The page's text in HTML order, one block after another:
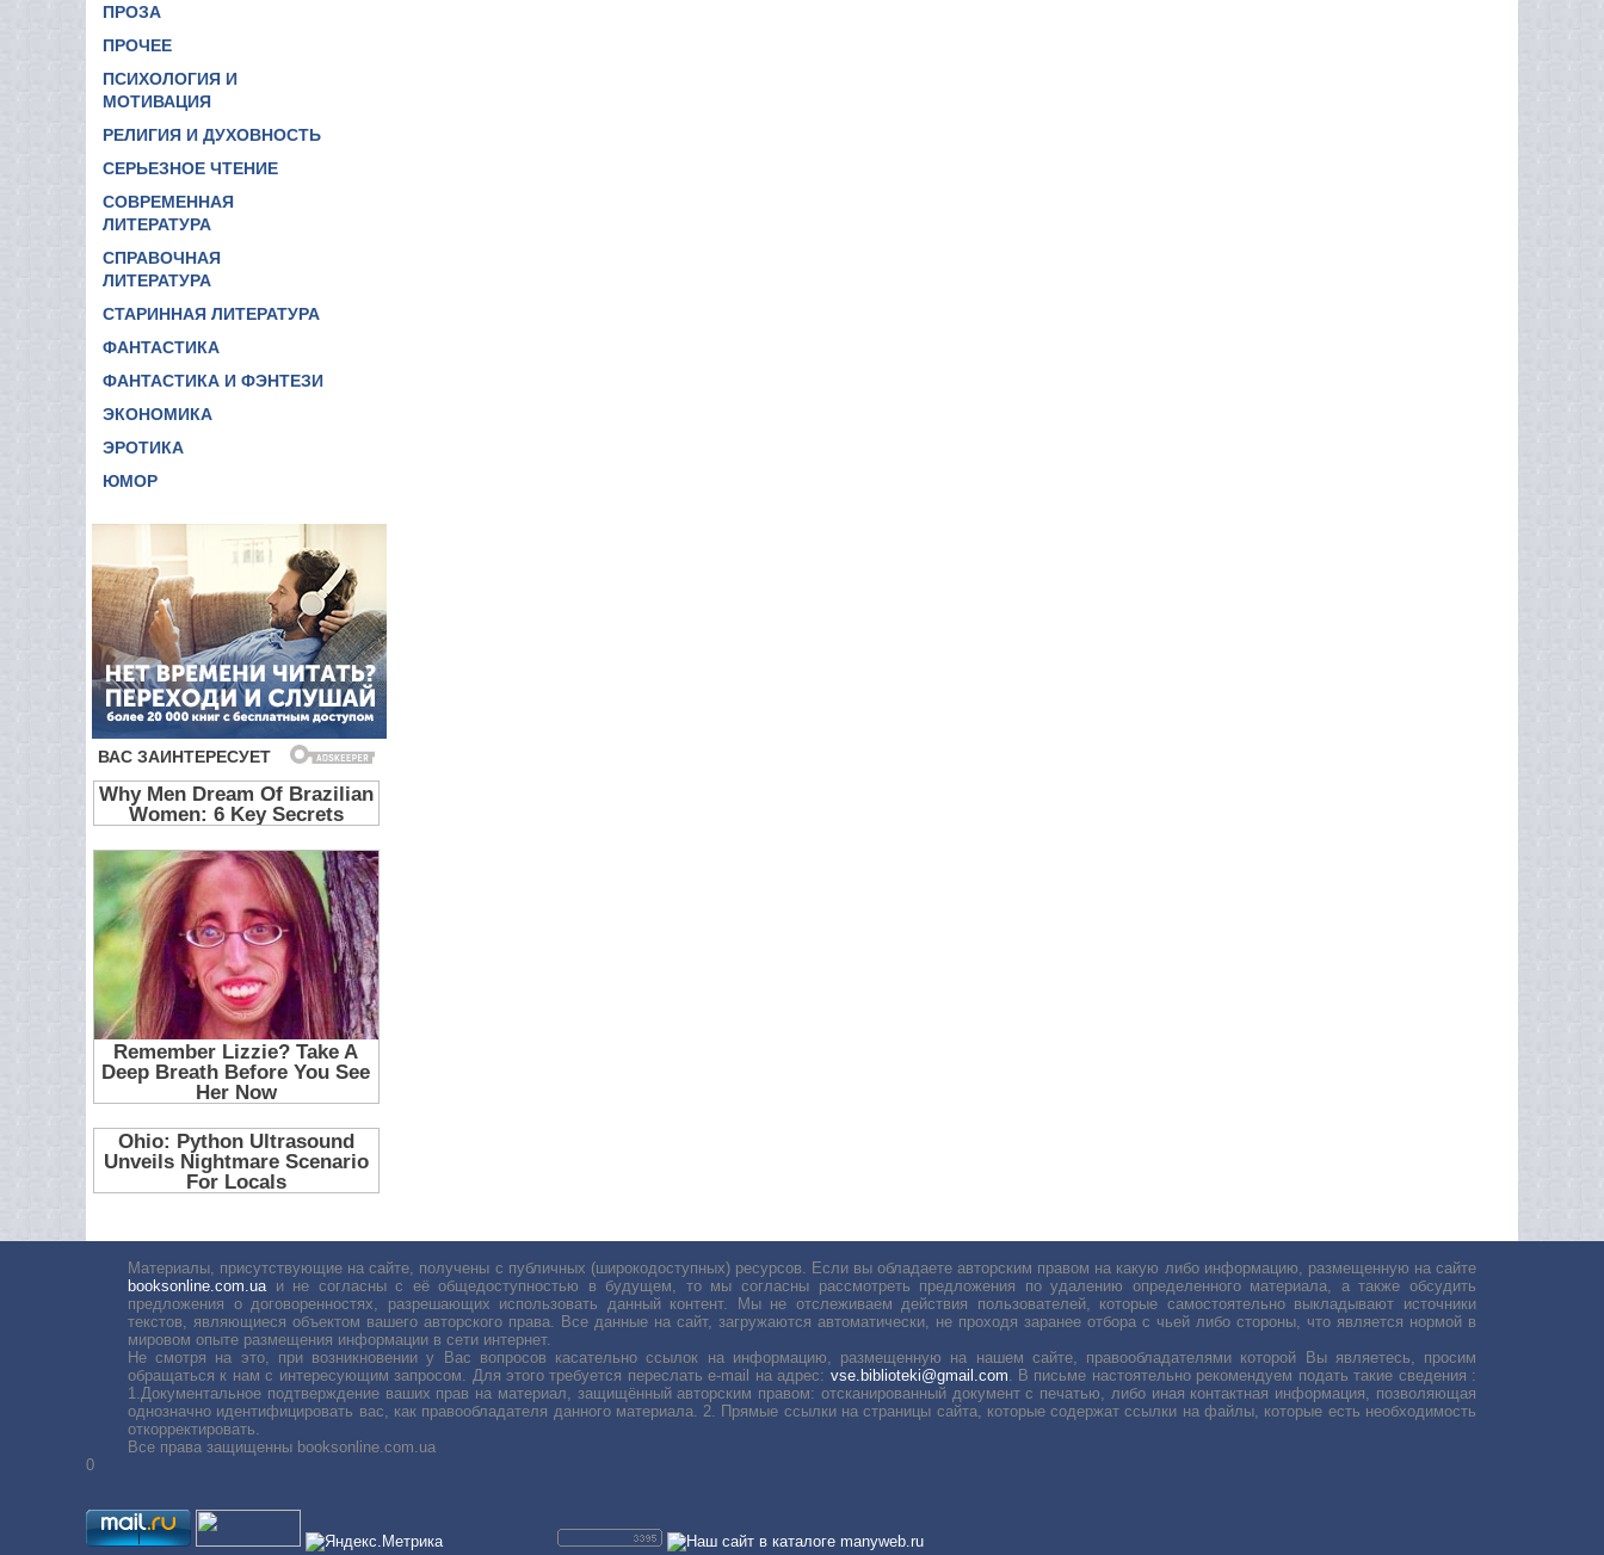
ПРОЗА
ПРОЧЕЕ
ПСИХОЛОГИЯ И
МОТИВАЦИЯ
РЕЛИГИЯ И ДУХОВНОСТЬ
СЕРЬЕЗНОЕ ЧТЕНИЕ
СОВРЕМЕННАЯ
ЛИТЕРАТУРА
СПРАВОЧНАЯ
ЛИТЕРАТУРА
СТАРИННАЯ ЛИТЕРАТУРА
ФАНТАСТИКА
ФАНТАСТИКА И ФЭНТЕЗИ
ЭКОНОМИКА
ЭРОТИКА
ЮМОР
Материалы, присутствующие на сайте, получены с публичных (широкодоступных) ресурсов. Если вы обладаете авторским правом на какую либо информацию, размещенную на сайте
booksonline.com.uaи не согласны с её общедоступностью в будущем, то мы согласны рассмотреть предложения по удалению определенного материала, а также обсудить
предложения о договоренностях, разрешающих использовать данный контент. Мы не отслеживаем действия пользователей, которые самостоятельно выкладывают источники
текстов, являющиеся объектом вашего авторского права. Все данные на сайт, загружаются автоматически, не проходя заранее отбора с чьей либо стороны, что является нормой в
мировом опыте размещения информации в сети интернет.
Не смотря на это, при возникновении у Вас вопросов касательно ссылок на информацию, размещенную на нашем сайте, правообладателями которой Вы являетесь, просим
обращаться к нам с интересующим запросом. Для этого требуется переслать е-mail на адрес: vse.biblioteki@gmail.com. В письме настоятельно рекомендуем подать такие сведения :
1.Документальное подтверждение ваших прав на материал, защищённый авторским правом: отсканированный документ с печатью, либо иная контактная информация, позволяющая
однозначно идентифицировать вас, как правообладателя данного материала. 2. Прямые ссылки на страницы сайта, которые содержат ссылки на файлы, которые есть необходимость
откорректировать.
Все права защищенны booksonline.com.ua
0